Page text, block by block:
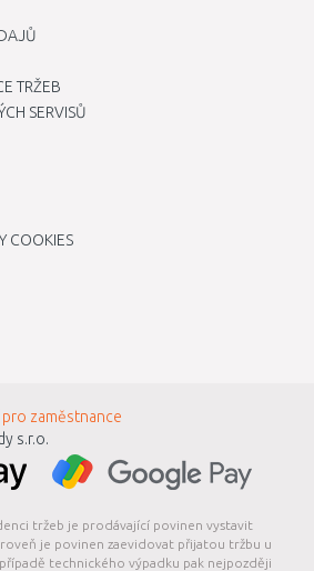
TRŽEB
SERVISŮ
COOKIES
pro zaměstnance
s.r.o.
tržeb je prodávající povinen vystavit
je povinen zaevidovat přijatou tržbu u
technického výpadku pak nejpozději